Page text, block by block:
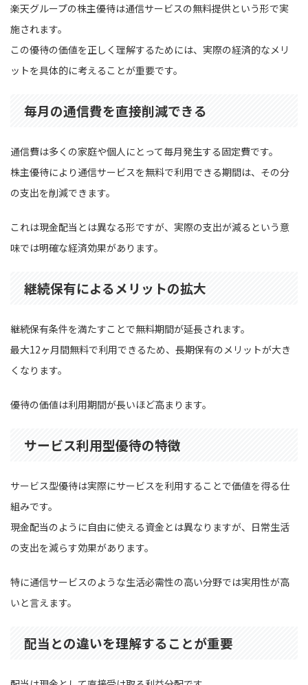
楽天グループの株主優待は通信サービスの無料提供という形で実
施されます。
この優待の価値を正しく理解するためには、実際の経済的なメリ
ットを具体的に考えることが重要です。
毎月の通信費を直接削減できる
通信費は多くの家庭や個人にとって毎月発生する固定費です。
株主優待により通信サービスを無料で利用できる期間は、その分
の支出を削減できます。
これは現金配当とは異なる形ですが、実際の支出が減るという意
味では明確な経済効果があります。
継続保有によるメリットの拡大
継続保有条件を満たすことで無料期間が延長されます。
最大12ヶ月間無料で利用できるため、長期保有のメリットが大き
くなります。
優待の価値は利用期間が長いほど高まります。
サービス利用型優待の特徴
サービス型優待は実際にサービスを利用することで価値を得る仕
組みです。
現金配当のように自由に使える資金とは異なりますが、日常生活
の支出を減らす効果があります。
特に通信サービスのような生活必需性の高い分野では実用性が高
いと言えます。
配当との違いを理解することが重要